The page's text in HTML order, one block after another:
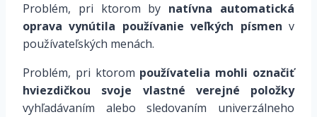
Problém, pri ktorom by natívna automatická
oprava vynútila používanie veľkých písmen v
používateľských menách.
Problém, pri ktorom používatelia mohli označiť
hviezdičkou svoje vlastné verejné položky
vyhľadávaním alebo sledovaním univerzálneho